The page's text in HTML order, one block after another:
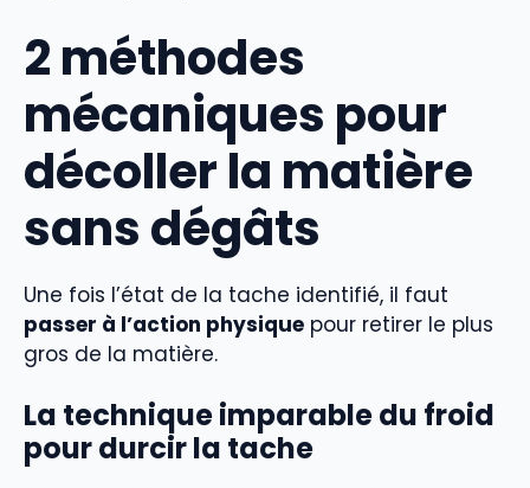
2 méthodes
mécaniques pour
décoller la matière
sans dégâts
Une fois l’état de la tache identifié, il faut
passer à l’action physique pour retirer le plus
gros de la matière.
La technique imparable du froid
pour durcir la tache